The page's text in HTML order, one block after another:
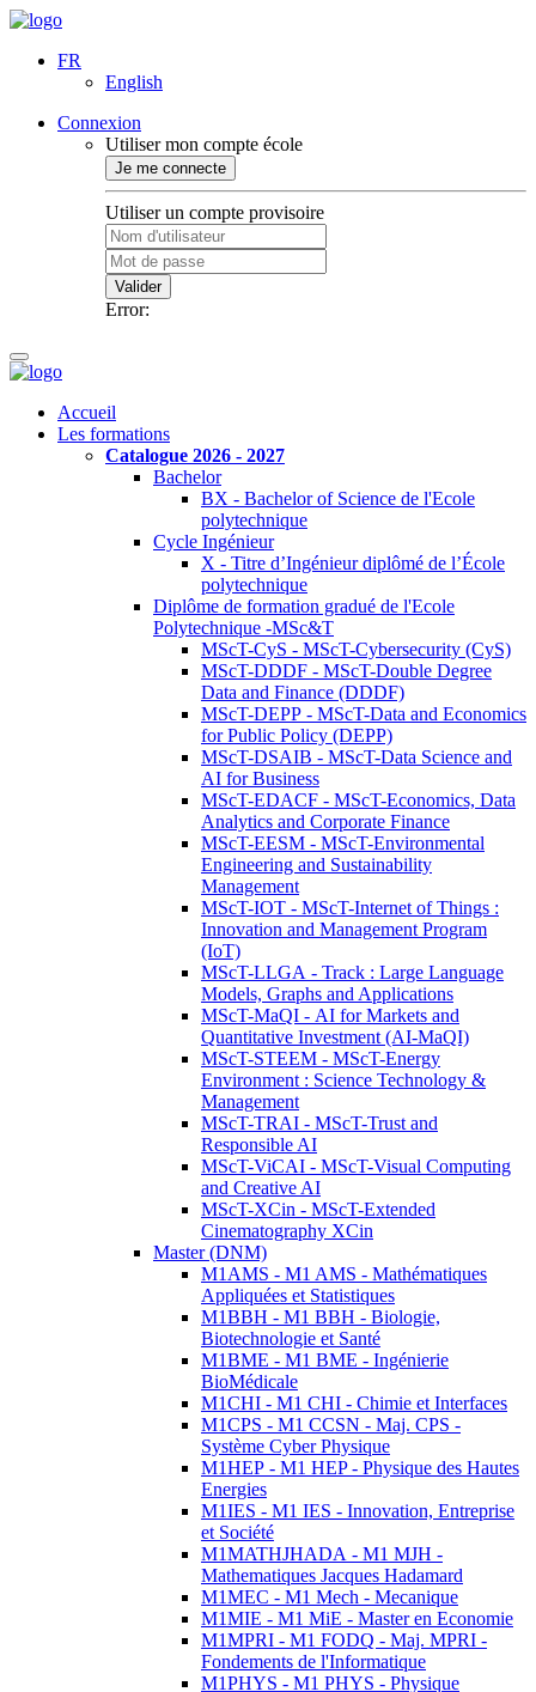
FR
English
Connexion
Utiliser mon compte école
Je me connecte
Utiliser un compte provisoire
Valider
Error:
Accueil
Les formations
Catalogue 2026 - 2027
Bachelor
BX - Bachelor of Science de l'Ecole
polytechnique
Cycle Ingénieur
X - Titre d’Ingénieur diplômé de l’École
polytechnique
Diplôme de formation gradué de l'Ecole
Polytechnique -MSc&T
MScT-CyS - MScT-Cybersecurity (CyS)
MScT-DDDF - MScT-Double Degree
Data and Finance (DDDF)
MScT-DEPP - MScT-Data and Economics
for Public Policy (DEPP)
MScT-DSAIB - MScT-Data Science and
AI for Business
MScT-EDACF - MScT-Economics, Data
Analytics and Corporate Finance
MScT-EESM - MScT-Environmental
Engineering and Sustainability
Management
MScT-IOT - MScT-Internet of Things :
Innovation and Management Program
(IoT)
MScT-LLGA - Track : Large Language
Models, Graphs and Applications
MScT-MaQI - AI for Markets and
Quantitative Investment (AI-MaQI)
MScT-STEEM - MScT-Energy
Environment : Science Technology &
Management
MScT-TRAI - MScT-Trust and
Responsible AI
MScT-ViCAI - MScT-Visual Computing
and Creative AI
MScT-XCin - MScT-Extended
Cinematography XCin
Master (DNM)
M1AMS - M1 AMS - Mathématiques
Appliquées et Statistiques
M1BBH - M1 BBH - Biologie,
Biotechnologie et Santé
M1BME - M1 BME - Ingénierie
BioMédicale
M1CHI - M1 CHI - Chimie et Interfaces
M1CPS - M1 CCSN - Maj. CPS -
Système Cyber Physique
M1HEP - M1 HEP - Physique des Hautes
Energies
M1IES - M1 IES - Innovation, Entreprise
et Société
M1MATHJHADA - M1 MJH -
Mathematiques Jacques Hadamard
M1MEC - M1 Mech - Mecanique
M1MIE - M1 MiE - Master en Economie
M1MPRI - M1 FODQ - Maj. MPRI -
Fondements de l'Informatique
M1PHYS - M1 PHYS - Physique